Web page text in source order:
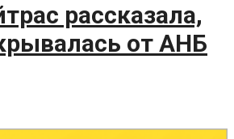
рассказала,
от АНБ